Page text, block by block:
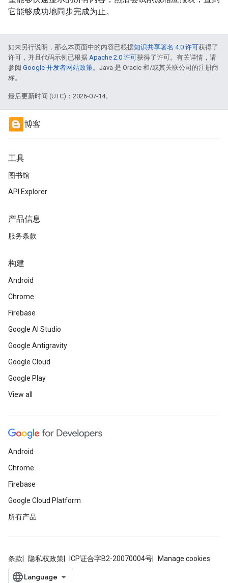
它能够成功地同步完成为止。
如未另行说明，那么本页面中的内容已根据知识共享署名 4.0 许可获得了
许可，并且代码示例已根据 Apache 2.0 许可获得了许可。有关详情，请
参阅 Google 开发者网站政策。Java 是 Oracle 和/或其关联公司的注册商
标。
最后更新时间 (UTC)：2026-07-14。
博客
工具
图书馆
API Explorer
产品信息
服务条款
构建
Android
Chrome
Firebase
Google AI Studio
Google Antigravity
Google Cloud
Google Play
View all
Android
Chrome
Firebase
Google Cloud Platform
所有产品
条款 隐私权政策 ICP证合字B2-20070004号 Manage cookies